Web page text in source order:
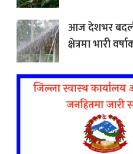
आज देशभर
क्षेत्रमा भारी